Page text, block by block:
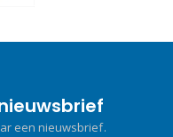
een nieuwsbrief.